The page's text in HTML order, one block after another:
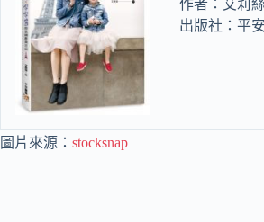
作者：艾莉絲
出版社：平
圖片來源： stocksnap